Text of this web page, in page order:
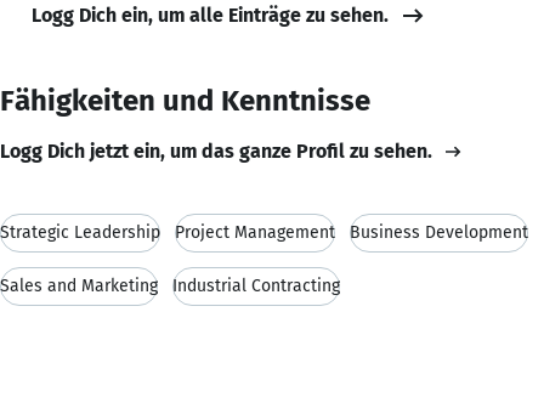
Logg Dich ein, um alle Einträge zu sehen.
Fähigkeiten und Kenntnisse
Logg Dich jetzt ein, um das ganze Profil zu sehen.
Strategic Leadership Project Management Business Development
Sales and Marketing Industrial Contracting